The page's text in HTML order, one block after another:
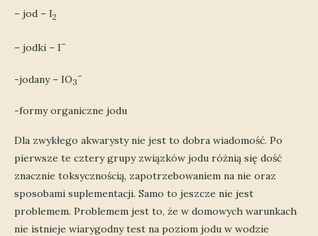
– jod – I2
– jodki – I–
-jodany – IO3
–
-formy organiczne jodu
Dla zwykłego akwarysty nie jest to dobra wiadomość. Po
pierwsze te cztery grupy związków jodu różnią się dość
znacznie toksycznością, zapotrzebowaniem na nie oraz
sposobami suplementacji. Samo to jeszcze nie jest
problemem. Problemem jest to, że w domowych warunkach
nie istnieje wiarygodny test na poziom jodu w wodzie